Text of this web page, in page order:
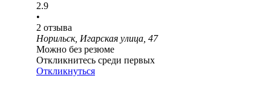
2.9
•
2 отзыва
Норильск, Игарская улица, 47
Можно без резюме
Откликнитесь среди первых
Откликнуться